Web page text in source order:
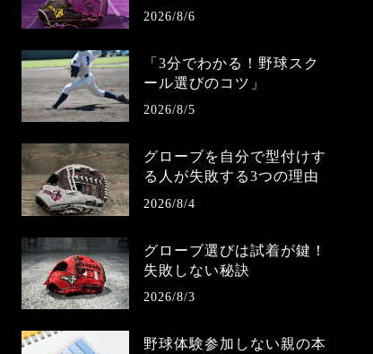
2026/8/6
「3分でわかる！野球スク
ール選びのコツ」
2026/8/5
グローブを自分で型付けす
る人が失敗する3つの理由
2026/8/4
グローブ選びは試着が鍵！
失敗しない秘訣
2026/8/3
野球体験参加しない親の本